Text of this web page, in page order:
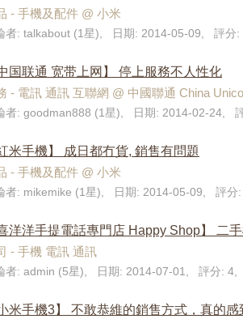
- 手機及配件 @ 小米
者: talkabout (1星), 日期: 2014-05-09, 評分:
中国联通 宽带上网】 停上服務不人性化
- 電訊 通訊 互聯網 @ 中國聯通 China
者: goodman888 (1星), 日期: 2014-02-24,
紅米手機】 成日都冇貨, 銷售有問題
- 手機及配件 @ 小米
者: mikemike (1星), 日期: 2014-05-09, 評分
喜洋洋手提電話專門店 Happy Shop】 二
- 手機 電訊 通訊
者: admin (5星), 日期: 2014-07-01, 評分: 4,
小米手機3】 不敢恭維的銷售方式，真的